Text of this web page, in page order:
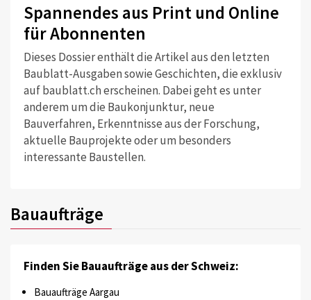
Spannendes aus Print und Online
für Abonnenten
Dieses Dossier enthält die Artikel aus den letzten
Baublatt-Ausgaben sowie Geschichten, die exklusiv
auf baublatt.ch erscheinen. Dabei geht es unter
anderem um die Baukonjunktur, neue
Bauverfahren, Erkenntnisse aus der Forschung,
aktuelle Bauprojekte oder um besonders
interessante Baustellen.
Bauaufträge
Finden Sie Bauaufträge aus der Schweiz:
Bauaufträge Aargau